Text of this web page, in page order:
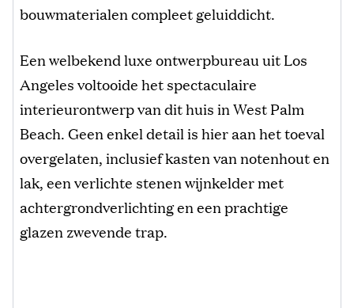
bouwmaterialen compleet geluiddicht.
Een welbekend luxe ontwerpbureau uit Los
Angeles voltooide het spectaculaire
interieurontwerp van dit huis in West Palm
Beach. Geen enkel detail is hier aan het toeval
overgelaten, inclusief kasten van notenhout en
lak, een verlichte stenen wijnkelder met
achtergrondverlichting en een prachtige
glazen zwevende trap.